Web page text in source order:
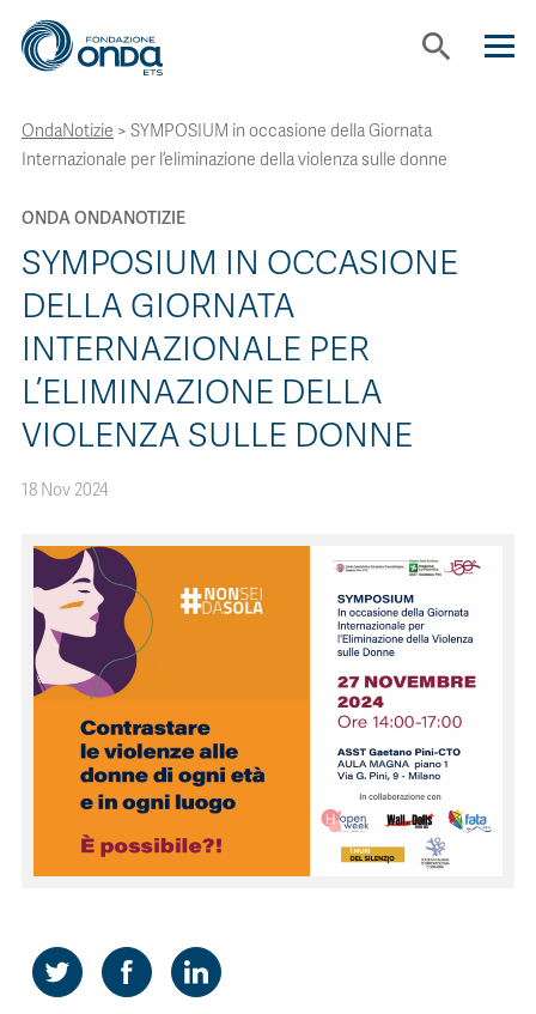
search
CHI SIAMO
CON CHI LAVORIAMO
STRUMENTI
PROGETTI
BOLLINI
CONTATTI
ENG
OndaNotizie > SYMPOSIUM in occasione della Giornata
Internazionale per l’eliminazione della violenza sulle donne
ONDA ONDANOTIZIE
SYMPOSIUM IN OCCASIONE
DELLA GIORNATA
INTERNAZIONALE PER
L’ELIMINAZIONE DELLA
VIOLENZA SULLE DONNE
18 Nov 2024